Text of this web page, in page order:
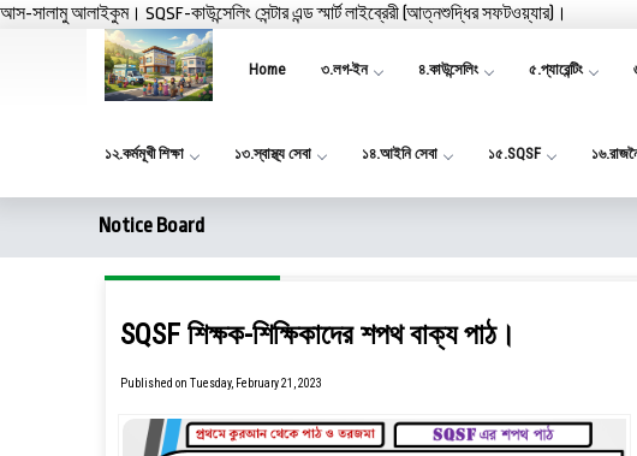
আস-সালামু আলাইকুম। SQSF-কাউন্সেলিং সেন্টার এন্ড স্মার্ট লাইব্রেরী (আত্নশুদ্ধির সফটওয়্যার)।
Home ৩.লগ-ইন ৪.কাউন্সেলিং ৫.প্যারেন্টিং
১২.কর্মমূখী শিক্ষা ১৩.স্বাস্থ্য সেবা ১৪.আইনি সেবা ১৫.SQSF
Notice Board
SQSF শিক্ষক-শিক্ষিকাদের শপথ বাক্য পাঠ।
Published on Tuesday, February 21, 2023